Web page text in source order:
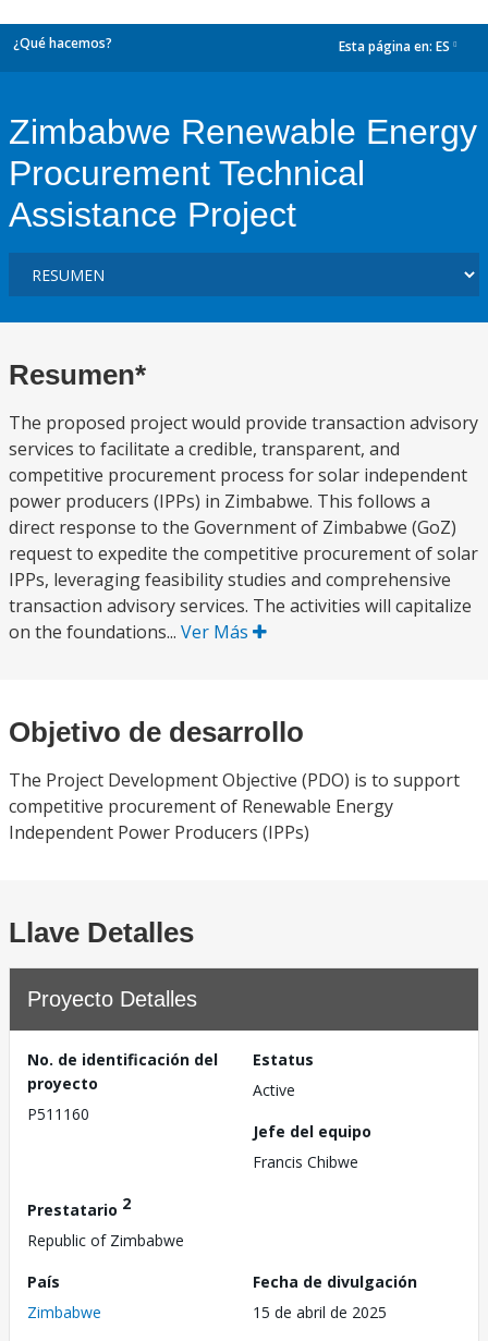
¿Qué hacemos? Esta página en: ES
Zimbabwe Renewable Energy
Procurement Technical
Assistance Project
Resumen*
The proposed project would provide transaction advisory
services to facilitate a credible, transparent, and
competitive procurement process for solar independent
power producers (IPPs) in Zimbabwe. This follows a
direct response to the Government of Zimbabwe (GoZ)
request to expedite the competitive procurement of solar
IPPs, leveraging feasibility studies and comprehensive
transaction advisory services. The activities will capitalize
on the foundations... Ver Más
Objetivo de desarrollo
The Project Development Objective (PDO) is to support
competitive procurement of Renewable Energy
Independent Power Producers (IPPs)
Llave Detalles
Proyecto Detalles
No. de identificación del
proyecto
P511160
Estatus
Active
Jefe del equipo
Francis Chibwe
Prestatario 2
Republic of Zimbabwe
País
Zimbabwe
Fecha de divulgación
15 de abril de 2025